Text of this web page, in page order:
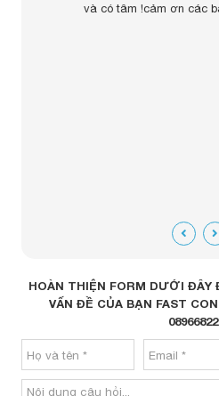
và có tâm !cảm ơn các
HOÀN THIỆN FORM DƯỚI ĐÂY
VẤN ĐỀ CỦA BẠN FAST